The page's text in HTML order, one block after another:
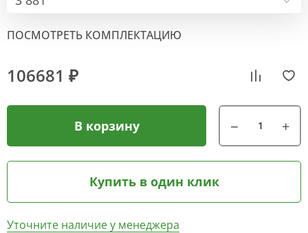
ПОСМОТРЕТЬ КОМПЛЕКТАЦИЮ
106681 ₽
В корзину
Купить в один клик
Уточните наличие у менеджера